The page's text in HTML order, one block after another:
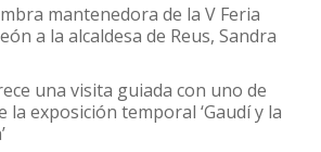
mantenedora de la V Feria
a la alcaldesa de Reus, Sandra
una visita guiada con uno de
la exposición temporal ‘Gaudí y la